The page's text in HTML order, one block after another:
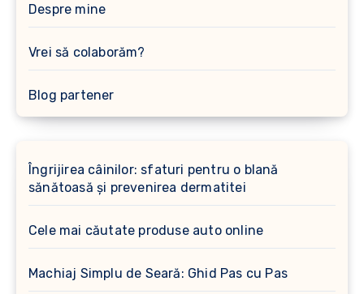
Despre mine
Vrei să colaborăm?
Blog partener
Îngrijirea câinilor: sfaturi pentru o blană
sănătoasă și prevenirea dermatitei
Cele mai căutate produse auto online
Machiaj Simplu de Seară: Ghid Pas cu Pas